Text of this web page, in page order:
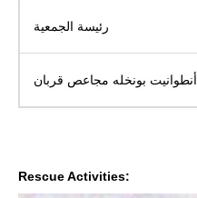
رئيسة الجمعية
أنطوانيت بونخله مجاعص قربان
Rescue Activities: